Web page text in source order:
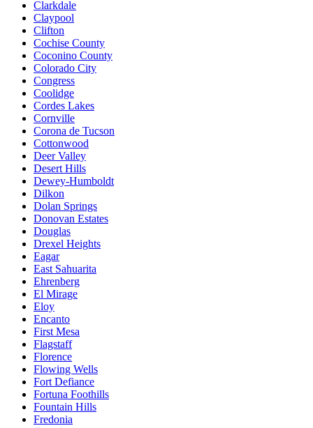
Clarkdale
Claypool
Clifton
Cochise County
Coconino County
Colorado City
Congress
Coolidge
Cordes Lakes
Cornville
Corona de Tucson
Cottonwood
Deer Valley
Desert Hills
Dewey-Humboldt
Dilkon
Dolan Springs
Donovan Estates
Douglas
Drexel Heights
Eagar
East Sahuarita
Ehrenberg
El Mirage
Eloy
Encanto
First Mesa
Flagstaff
Florence
Flowing Wells
Fort Defiance
Fortuna Foothills
Fountain Hills
Fredonia